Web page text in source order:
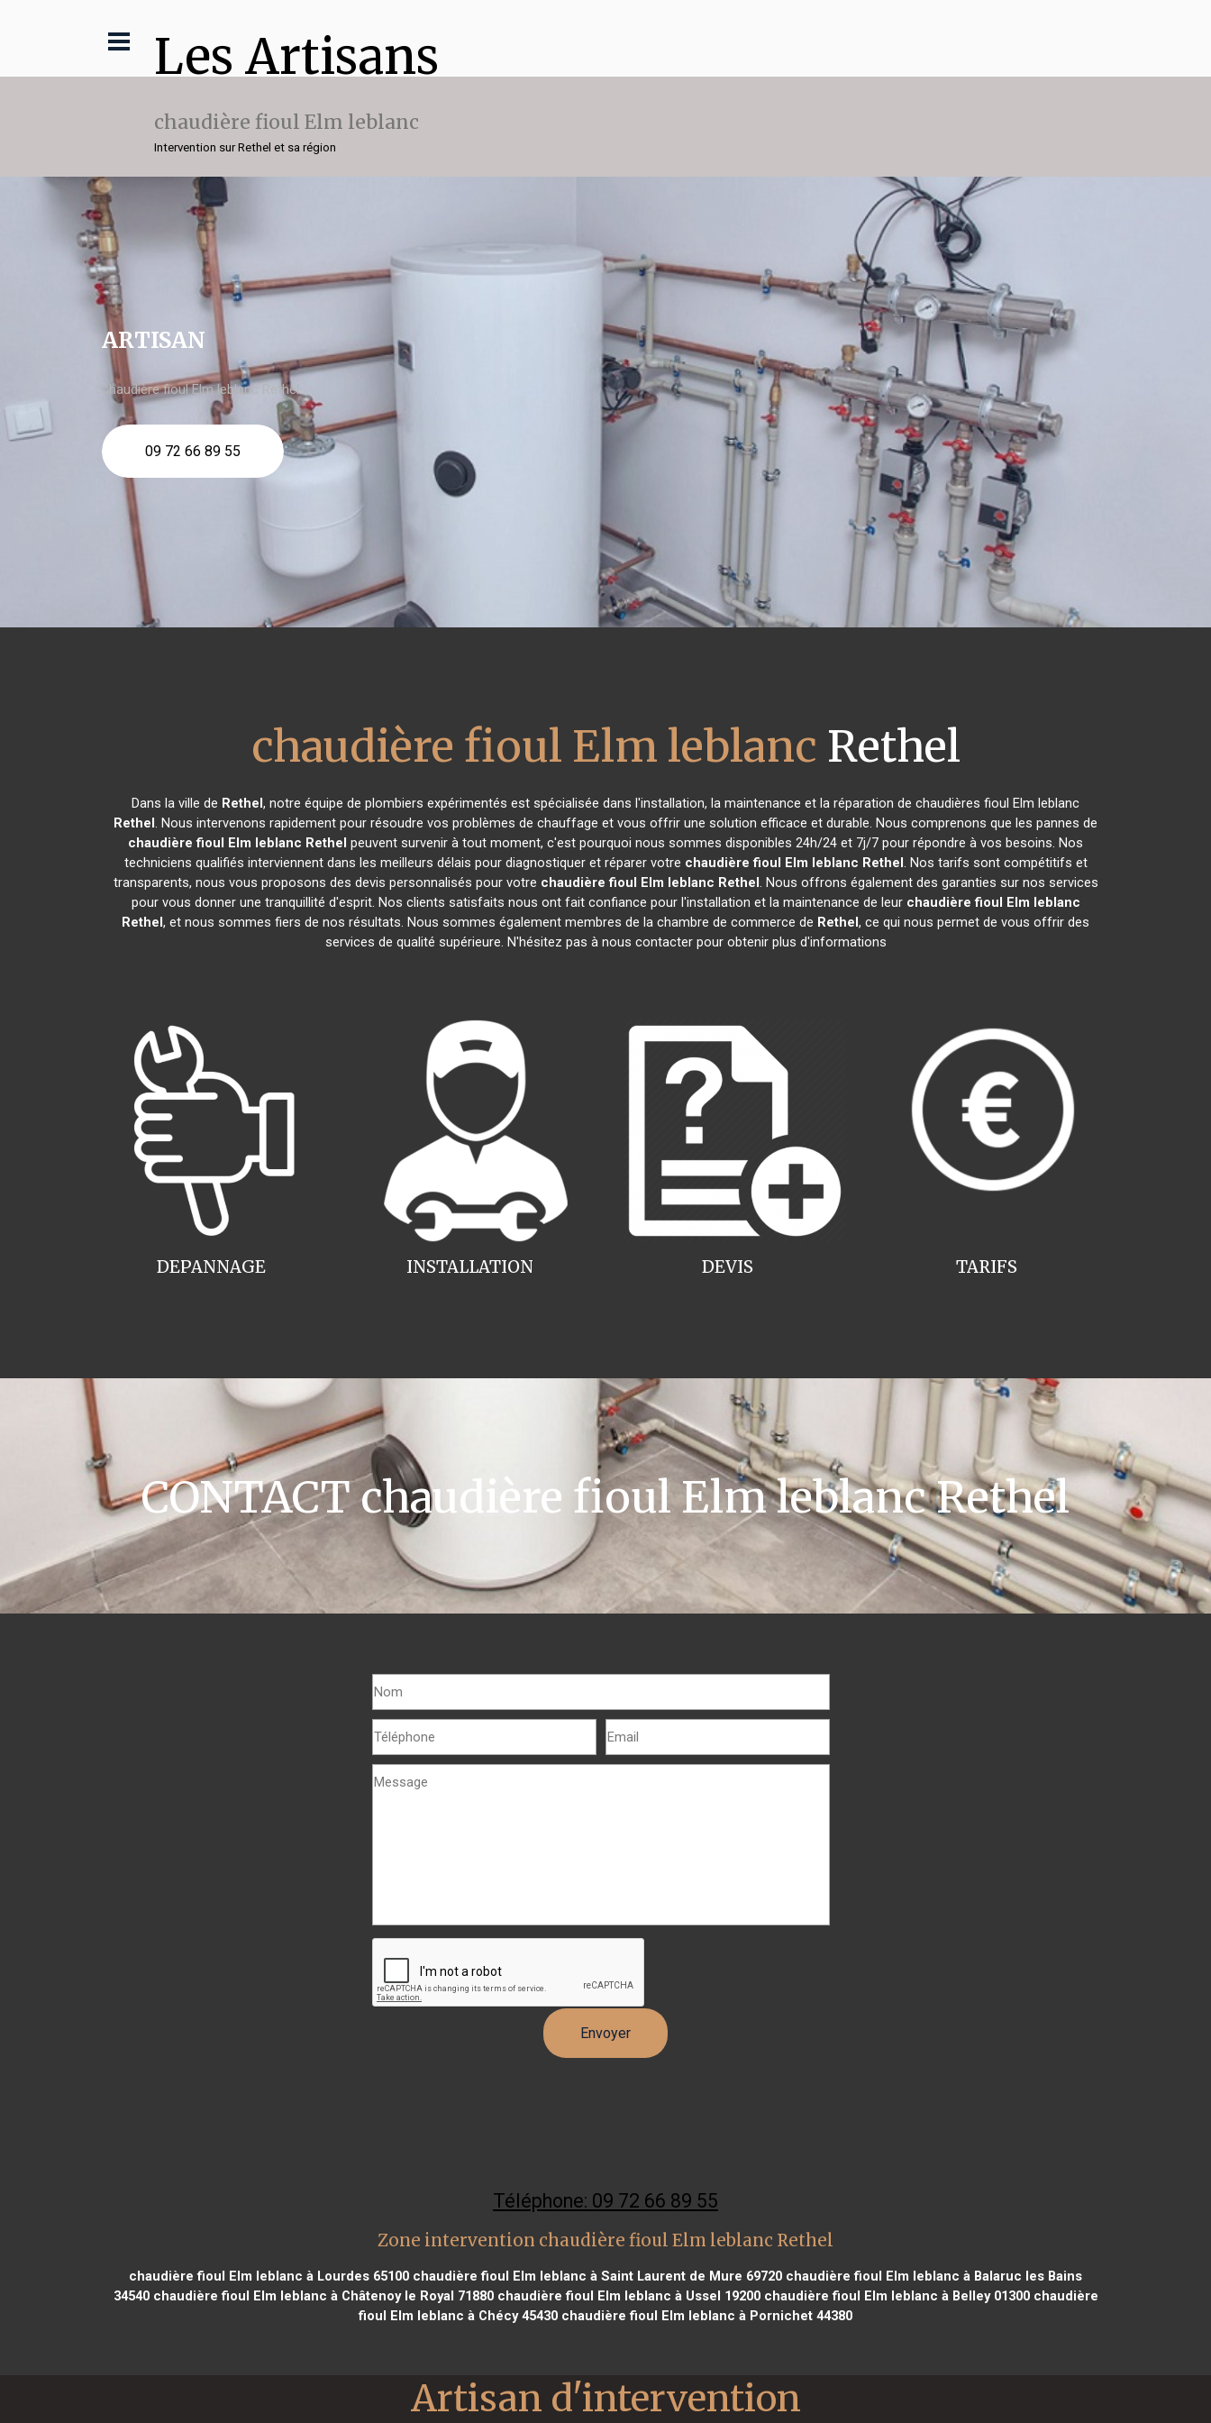
Les Artisans
chaudière fioul Elm leblanc
Intervention sur Rethel et sa région
ARTISAN
chaudière fioul Elm leblanc Rethel
09 72 66 89 55
chaudière fioul Elm leblanc Rethel
Dans la ville de Rethel, notre équipe de plombiers expérimentés est spécialisée dans l'installation, la maintenance et la réparation de chaudières fioul Elm leblanc
Rethel. Nous intervenons rapidement pour résoudre vos problèmes de chauffage et vous offrir une solution efficace et durable. Nous comprenons que les pannes de
chaudière fioul Elm leblanc Rethel peuvent survenir à tout moment, c'est pourquoi nous sommes disponibles 24h/24 et 7j/7 pour répondre à vos besoins. Nos
techniciens qualifiés interviennent dans les meilleurs délais pour diagnostiquer et réparer votre chaudière fioul Elm leblanc Rethel. Nos tarifs sont compétitifs et
transparents, nous vous proposons des devis personnalisés pour votre chaudière fioul Elm leblanc Rethel. Nous offrons également des garanties sur nos services
pour vous donner une tranquillité d'esprit. Nos clients satisfaits nous ont fait confiance pour l'installation et la maintenance de leur chaudière fioul Elm leblanc
Rethel, et nous sommes fiers de nos résultats. Nous sommes également membres de la chambre de commerce de Rethel, ce qui nous permet de vous offrir des
services de qualité supérieure. N'hésitez pas à nous contacter pour obtenir plus d'informations
INSTALLATION
DEPANNAGE TARIFS
DEVIS
CONTACT chaudière fioul Elm leblanc Rethel
Téléphone: 09 72 66 89 55
Zone intervention chaudière fioul Elm leblanc Rethel
chaudière fioul Elm leblanc à Lourdes 65100 chaudière fioul Elm leblanc à Saint Laurent de Mure 69720 chaudière fioul Elm leblanc à Balaruc les Bains
34540chaudière fioul Elm leblanc à Châtenoy le Royal 71880chaudière fioul Elm leblanc à Ussel 19200chaudière fioul Elm leblanc à Belley 01300chaudière
fioul Elm leblanc à Chécy 45430 chaudière fioul Elm leblanc à Pornichet 44380
Artisan d'intervention